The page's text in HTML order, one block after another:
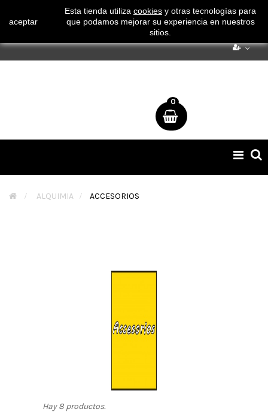
¡ Consigue tu envío gratuito por compras superiores a 50€
!
0
de
> ALQUIMIA > ACCESORIOS
Hay 8 productos.
aceptar
Esta tienda utiliza cookies y otras tecnologías para
que podamos mejorar su experiencia en nuestros
sitios.